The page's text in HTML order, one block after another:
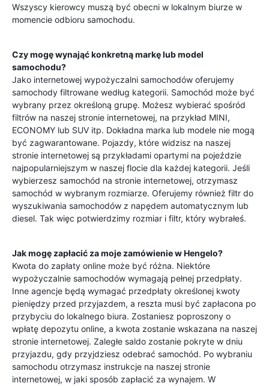
Wszyscy kierowcy muszą być obecni w lokalnym biurze w
momencie odbioru samochodu.
Czy mogę wynająć konkretną markę lub model
samochodu?
Jako internetowej wypożyczalni samochodów oferujemy
samochody filtrowane według kategorii. Samochód może być
wybrany przez określoną grupę. Możesz wybierać spośród
filtrów na naszej stronie internetowej, na przykład MINI,
ECONOMY lub SUV itp. Dokładna marka lub modele nie mogą
być zagwarantowane. Pojazdy, które widzisz na naszej
stronie internetowej są przykładami opartymi na pojeździe
najpopularniejszym w naszej flocie dla każdej kategorii. Jeśli
wybierzesz samochód na stronie internetowej, otrzymasz
samochód w wybranym rozmiarze. Oferujemy również filtr do
wyszukiwania samochodów z napędem automatycznym lub
diesel. Tak więc potwierdzimy rozmiar i filtr, który wybrałeś.
Jak mogę zapłacić za moje zamówienie wHengelo?
Kwota do zapłaty online może być różna. Niektóre
wypożyczalnie samochodów wymagają pełnej przedpłaty.
Inne agencje będą wymagać przedpłaty określonej kwoty
pieniędzy przed przyjazdem, a reszta musi być zapłacona po
przybyciu do lokalnego biura. Zostaniesz poproszony o
wpłatę depozytu online, a kwota zostanie wskazana na naszej
stronie internetowej. Zaległe saldo zostanie pokryte w dniu
przyjazdu, gdy przyjdziesz odebrać samochód. Po wybraniu
samochodu otrzymasz instrukcje na naszej stronie
internetowej, w jaki sposób zapłacić za wynajem. W